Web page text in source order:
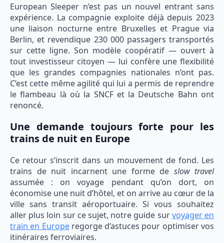
European Sleeper n’est pas un nouvel entrant sans
expérience. La compagnie exploite déjà depuis 2023
une liaison nocturne entre Bruxelles et Prague via
Berlin, et revendique 230 000 passagers transportés
sur cette ligne. Son modèle coopératif — ouvert à
tout investisseur citoyen — lui confère une flexibilité
que les grandes compagnies nationales n’ont pas.
C’est cette même agilité qui lui a permis de reprendre
le flambeau là où la SNCF et la Deutsche Bahn ont
renoncé.
Une demande toujours forte pour les
trains de nuit en Europe
Ce retour s’inscrit dans un mouvement de fond. Les
trains de nuit incarnent une forme de slow travel
assumée : on voyage pendant qu’on dort, on
économise une nuit d’hôtel, et on arrive au cœur de la
ville sans transit aéroportuaire. Si vous souhaitez
aller plus loin sur ce sujet, notre guide survoyager en
train en Europeregorge d’astuces pour optimiser vos
itinéraires ferroviaires.